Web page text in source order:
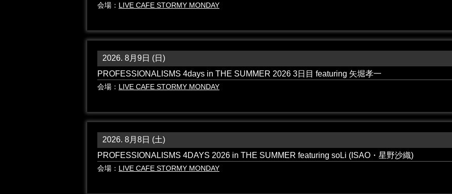
会場： LIVE CAFE STORMY MONDAY
2026. 8月9日 (日)
PROFESSIONALISMS 4days in THE SUMMER 2026 3日目 featuring 矢堀孝一
会場： LIVE CAFE STORMY MONDAY
2026. 8月8日 (土)
PROFESSIONALISMS 4DAYS 2026 in THE SUMMER featuring soLi (ISAO・星野沙織)
会場： LIVE CAFE STORMY MONDAY